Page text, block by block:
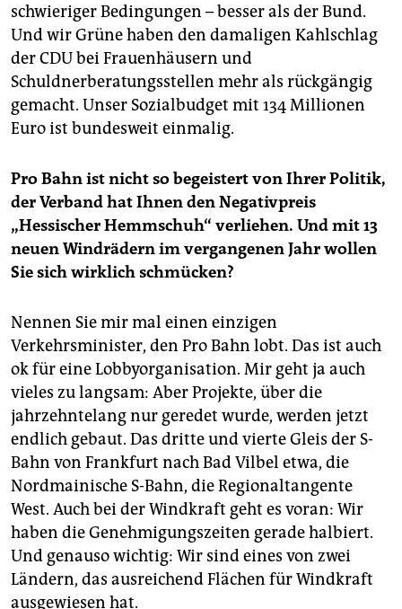
schwieriger Bedingungen – besser als der Bund.
Und wir Grüne haben den damaligen Kahlschlag
der CDU bei Frauenhäusern und
Schuldnerberatungsstellen mehr als rückgängig
gemacht. Unser Sozialbudget mit 134 Millionen
Euro ist bundesweit einmalig.
Pro Bahn ist nicht so begeistert von Ihrer Politik,
der Verband hat Ihnen den Negativpreis
„Hessischer Hemmschuh“ verliehen. Und mit 13
neuen Windrädern im vergangenen Jahr wollen
Sie sich wirklich schmücken?
Nennen Sie mir mal einen einzigen
Verkehrsminister, den Pro Bahn lobt. Das ist auch
ok für eine Lobbyorganisation. Mir geht ja auch
vieles zu langsam: Aber Projekte, über die
jahrzehntelang nur geredet wurde, werden jetzt
endlich gebaut. Das dritte und vierte Gleis der S-
Bahn von Frankfurt nach Bad Vilbel etwa, die
Nordmainische S-Bahn, die Regionaltangente
West. Auch bei der Windkraft geht es voran: Wir
haben die Genehmigungszeiten gerade halbiert.
Und genauso wichtig: Wir sind eines von zwei
Ländern, das ausreichend Flächen für Windkraft
ausgewiesen hat.